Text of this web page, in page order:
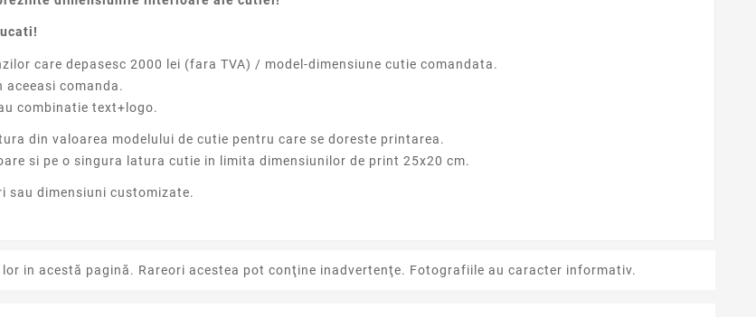
care depasesc 2000 lei (fara TVA) / model-dimensiune cutie comandata.
comanda.
combinatie text+logo.
din valoarea modelului de cutie pentru care se doreste printarea.
si pe o singura latura cutie in limita dimensiunilor de print 25x20 cm.
sau dimensiuni customizate.
in acestă pagină. Rareori acestea pot conţine inadvertenţe. Fotografiile au caracter informativ.